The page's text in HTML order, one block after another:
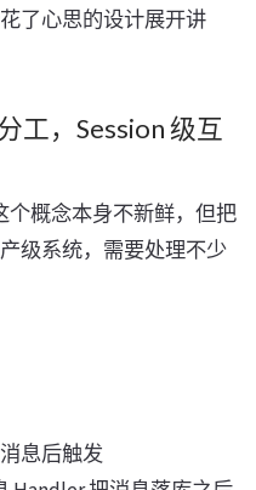
了心思的设计展开讲
工，Session 级互
个概念本身不新鲜，但把
级系统，需要处理不少
息后触发